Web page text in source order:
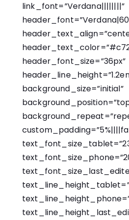
link_font=”Verdana||||||||”
header_font_size=”36px”
background_size=”initial”